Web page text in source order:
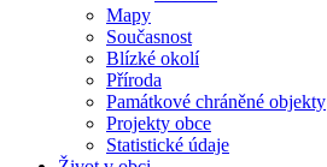
Mapy
Současnost
Blízké okolí
Příroda
Památkové chráněné objekty
Projekty obce
Statistické údaje